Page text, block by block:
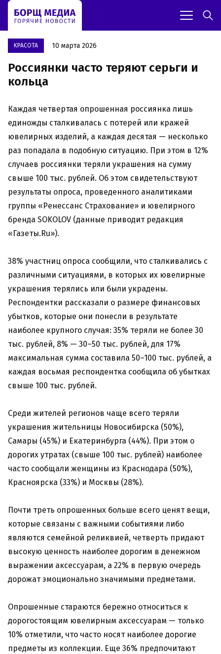
KРАСОТА 10 марта 2026
Россиянки часто теряют серьги и
кольца
Каждая четвертая опрошенная россиянка лишь
единожды сталкивалась с потерей или кражей
ювелирных изделий, а каждая десятая — несколько
раз попадала в подобную ситуацию. При этом в 12%
случаев россиянки теряли украшения на сумму
свыше 100 тыс. рублей. Об этом свидетельствуют
результаты опроса, проведенного аналитиками
группы «Ренессанс Страхование» и ювелирного
бренда SOKOLOV (данные приводит редакция
«Газеты.Ru»).
38% участниц опроса сообщили, что сталкивались с
различными ситуациями, в которых их ювелирные
украшения терялись или были украдены.
Респондентки рассказали о размере финансовых
убытков, которые они понесли в результате
наиболее крупного случая: 35% теряли не более 30
тыс. рублей, 8% — 30–50 тыс. рублей, для 17%
максимальная сумма составила 50–100 тыс. рублей, а
каждая восьмая респондентка сообщила об убытках
свыше 100 тыс. рублей.
Среди жителей регионов чаще всего теряли
украшения жительницы Новосибирска (50%),
Самары (45%) и Екатеринбурга (44%). При этом о
дорогих утратах (свыше 100 тыс. рублей) наиболее
часто сообщали женщины из Краснодара (50%),
Красноярска (33%) и Москвы (28%).
Почти треть опрошенных больше всего ценят вещи,
которые связаны с важными событиями либо
являются семейной реликвией, четверть придают
высокую ценность наиболее дорогим в денежном
выражении аксессуарам, а 22% в первую очередь
дорожат эмоционально значимыми предметами.
Опрошенные стараются бережно относиться к
дорогостоящим ювелирным аксессуарам — только
10% отметили, что часто носят наиболее дорогие
предметы из коллекции. Еще 36% предпочитают